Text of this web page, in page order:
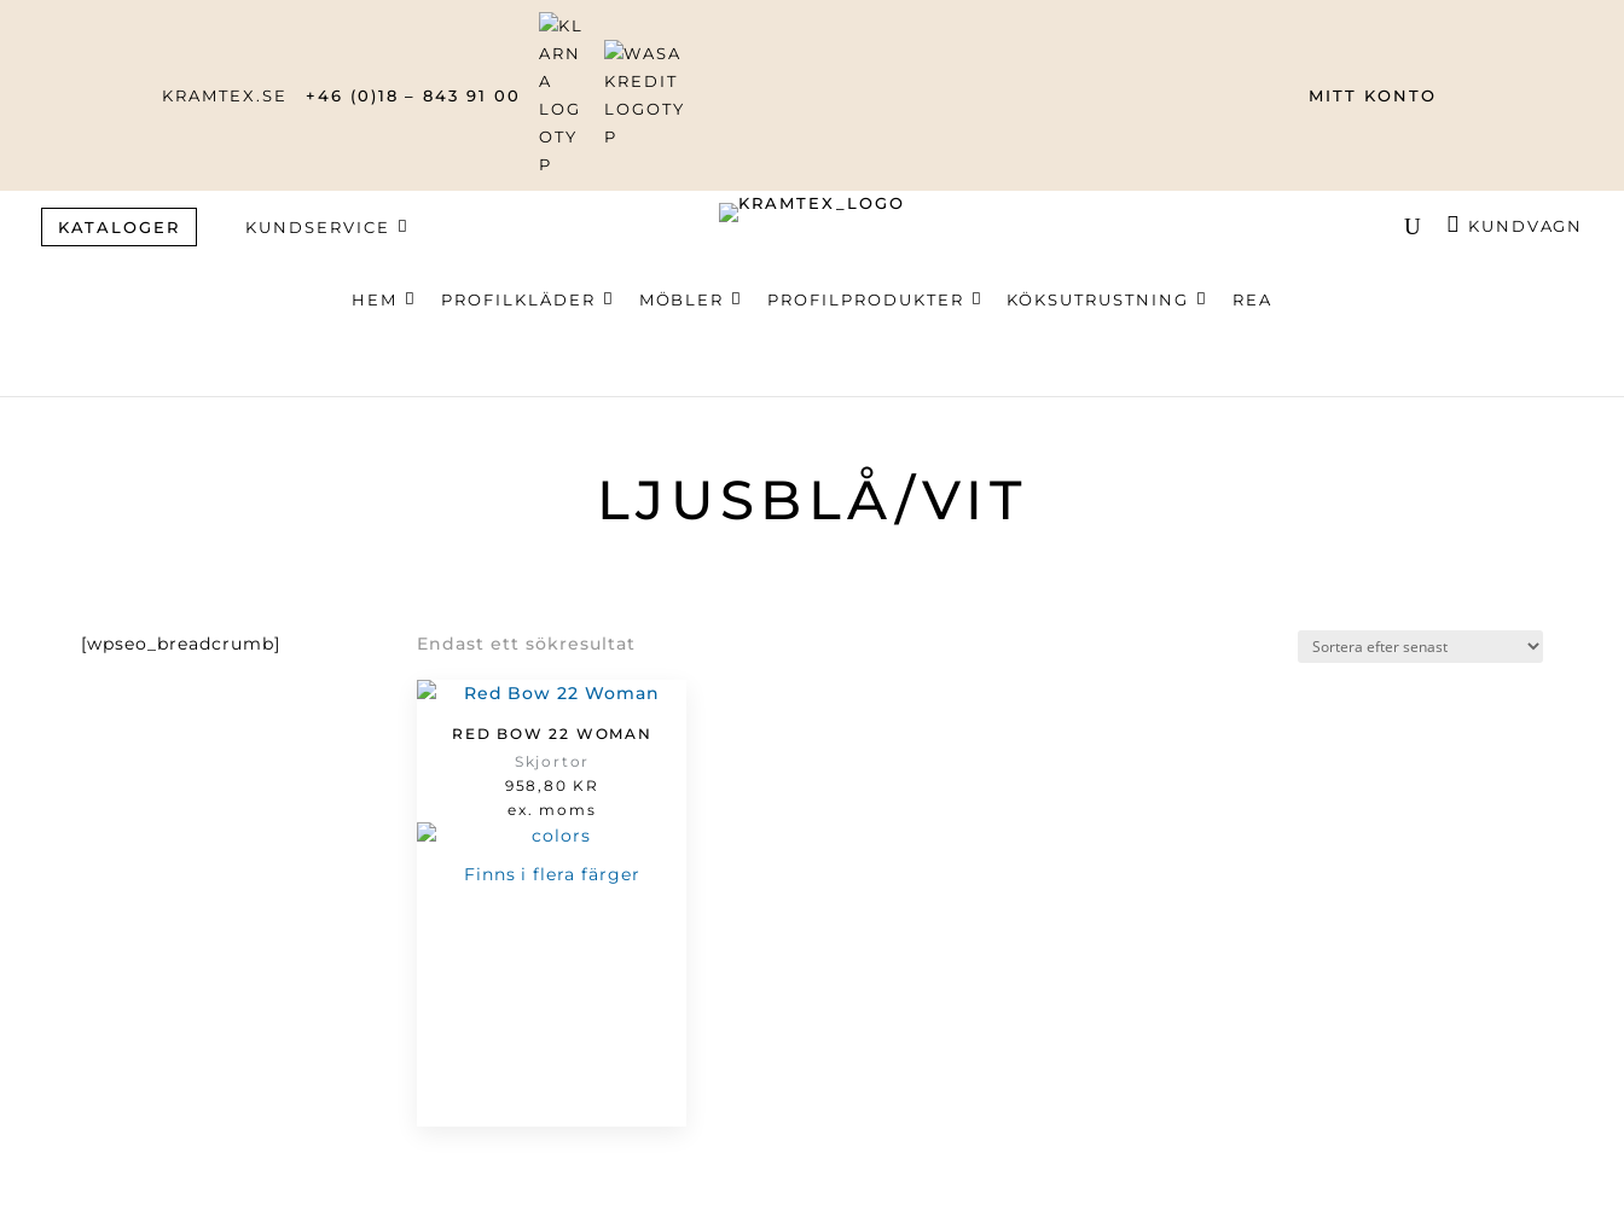
KRAMTEX.SE +46 (0)18 – 843 91 00 MITT KONTO
KATALOGER KUNDSERVICE KUNDVAGN
HEM PROFILKLÄDER MÖBLER PROFILPRODUKTER KÖKSUTRUSTNING REA
LJUSBLÅ/VIT
[wpseo_breadcrumb] Endast ett sökresultat
RED BOW 22 WOMAN
Skjortor
958,80 KR
ex. moms
Finns i flera färger